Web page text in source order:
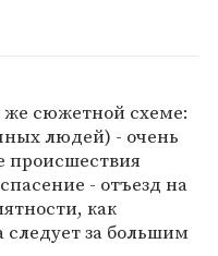
же сюжетной схеме:
людей) - очень
происшествия
- отъезд на
как
следует за большим